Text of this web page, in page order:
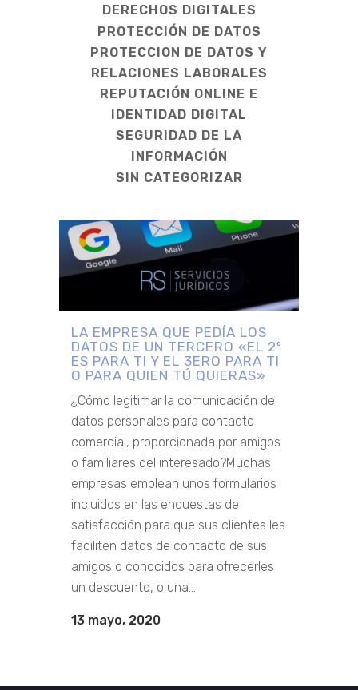
DERECHOS DIGITALES
PROTECCIÓN DE DATOS
PROTECCION DE DATOS Y
RELACIONES LABORALES
REPUTACIÓN ONLINE E
IDENTIDAD DIGITAL
SEGURIDAD DE LA
INFORMACIÓN
SIN CATEGORIZAR
LA EMPRESA QUE PEDÍA LOS
DATOS DE UN TERCERO «EL 2º
ES PARA TI Y EL 3ERO PARA TI
O PARA QUIEN TÚ QUIERAS»
¿Cómo legitimar la comunicación de
datos personales para contacto
comercial, proporcionada por amigos
o familiares del interesado?Muchas
empresas emplean unos formularios
incluidos en las encuestas de
satisfacción para que sus clientes les
faciliten datos de contacto de sus
amigos o conocidos para ofrecerles
un descuento, o una...
13 mayo, 2020